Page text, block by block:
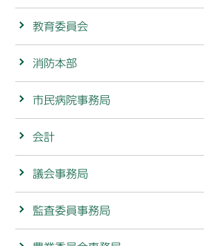
教育委員会
消防本部
市民病院事務局
会計
議会事務局
監査委員事務局